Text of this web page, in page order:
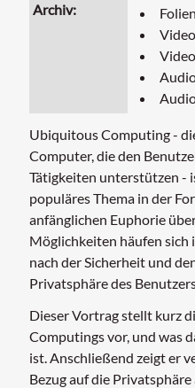
Archiv
Ubiquitous Computing -
Computer, die den
Tätigkeiten unterstützen -
populäres Thema in der
anfänglichen Euphorie
Möglichkeiten häufen sich
nach der Sicherheit und
Privatsphäre des
Dieser Vortrag stellt kurz
Computings vor, und was
ist. Anschließend zeigt er
Bezug auf die